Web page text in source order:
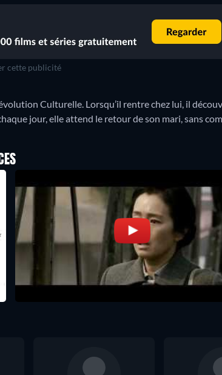
cette publicité
Culturelle. Lorsqu’il rentre chez lui, il
jour, elle attend le retour de son mari, sans